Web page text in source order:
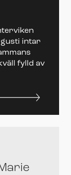
intar
fylld av